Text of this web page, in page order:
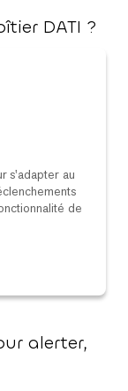
DATI ?
s'adapter au
de
alerter,